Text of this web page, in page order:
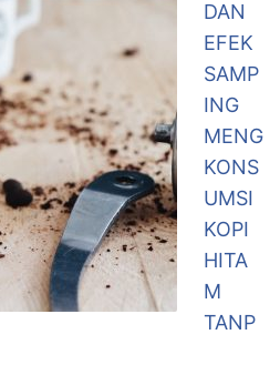
DAN
EFEK
SAMP
ING
MENG
KONS
UMSI
KOPI
HITA
M
TANP